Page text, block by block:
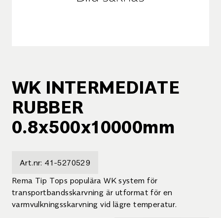
WK INTERMEDIATE
RUBBER
0.8x500x10000mm
Art.nr: 41-5270529
Rema Tip Tops populära WK system för
transportbandsskarvning är utformat för en
varmvulkningsskarvning vid lägre temperatur.